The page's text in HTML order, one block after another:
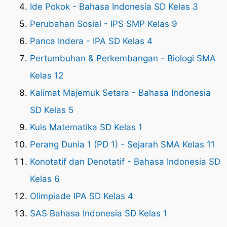
Ide Pokok - Bahasa Indonesia SD Kelas 3
Perubahan Sosial - IPS SMP Kelas 9
Panca Indera - IPA SD Kelas 4
Pertumbuhan & Perkembangan - Biologi SMA
Kelas 12
Kalimat Majemuk Setara - Bahasa Indonesia
SD Kelas 5
Kuis Matematika SD Kelas 1
Perang Dunia 1 (PD 1) - Sejarah SMA Kelas 11
Konotatif dan Denotatif - Bahasa Indonesia SD
Kelas 6
Olimpiade IPA SD Kelas 4
SAS Bahasa Indonesia SD Kelas 1